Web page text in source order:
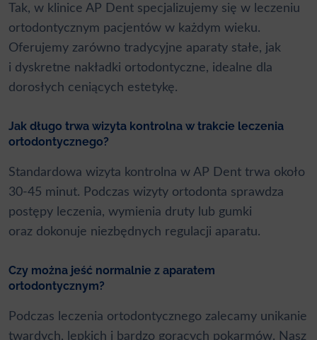
Tak, w klinice AP Dent specjalizujemy się w leczeniu
ortodontycznym pacjentów w każdym wieku.
Oferujemy zarówno tradycyjne aparaty stałe, jak
i dyskretne nakładki ortodontyczne, idealne dla
dorosłych ceniących estetykę.
Jak długo trwa wizyta kontrolna w trakcie leczenia
ortodontycznego?
Standardowa wizyta kontrolna w AP Dent trwa około
30-45 minut. Podczas wizyty ortodonta sprawdza
postępy leczenia, wymienia druty lub gumki
oraz dokonuje niezbędnych regulacji aparatu.
Czy można jeść normalnie z aparatem
ortodontycznym?
Podczas leczenia ortodontycznego zalecamy unikanie
twardych, lepkich i bardzo gorących pokarmów. Nasz